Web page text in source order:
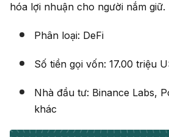
hóa lợi nhuận cho người nắm giữ.
Phân loại: DeFi
Số tiền gọi vốn: 17.00 triệu
Nhà đầu tư: Binance Labs,
khác